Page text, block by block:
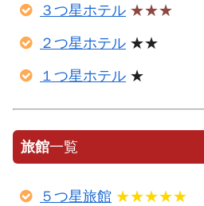
３つ星ホテル ★★★
２つ星ホテル ★★
１つ星ホテル ★
旅館一覧
５つ星旅館 ★★★★★